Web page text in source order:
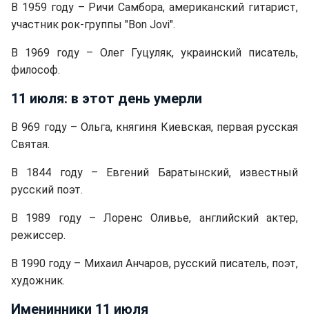
В 1959 году – Ричи Самбора, американский гитарист,
участник рок-группы "Bon Jovi".
В 1969 году – Олег Гуцуляк, украинский писатель,
философ.
11 июля: в этот день умерли
В 969 году – Ольга, княгиня Киевская, первая русская
Святая.
В 1844 году – Евгений Баратынский, известный
русский поэт.
В 1989 году – Лоренс Оливье, английский актер,
режиссер.
В 1990 году – Михаил Анчаров, русский писатель, поэт,
художник.
Именинники 11 июля